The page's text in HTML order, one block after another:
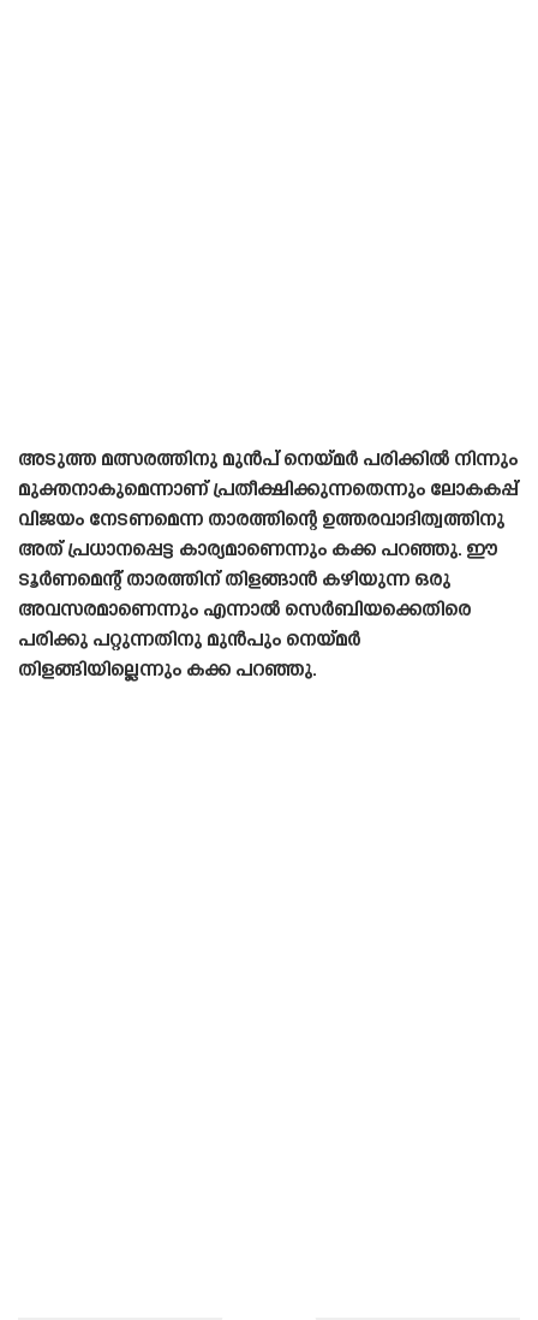
അടുത്ത മത്സരത്തിനു മുൻപ് നെയ്‌മർ പരിക്കിൽ നിന്നും
മുക്തനാകുമെന്നാണ് പ്രതീക്ഷിക്കുന്നതെന്നും ലോകകപ്പ്
വിജയം നേടണമെന്ന താരത്തിന്റെ ഉത്തരവാദിത്വത്തിനു
അത് പ്രധാനപ്പെട്ട കാര്യമാണെന്നും കക്ക പറഞ്ഞു. ഈ
ടൂർണമെന്റ് താരത്തിന് തിളങ്ങാൻ കഴിയുന്ന ഒരു
അവസരമാണെന്നും എന്നാൽ സെർബിയക്കെതിരെ
പരിക്കു പറ്റുന്നതിനു മുൻപും നെയ്‌മർ
തിളങ്ങിയില്ലെന്നും കക്ക പറഞ്ഞു.